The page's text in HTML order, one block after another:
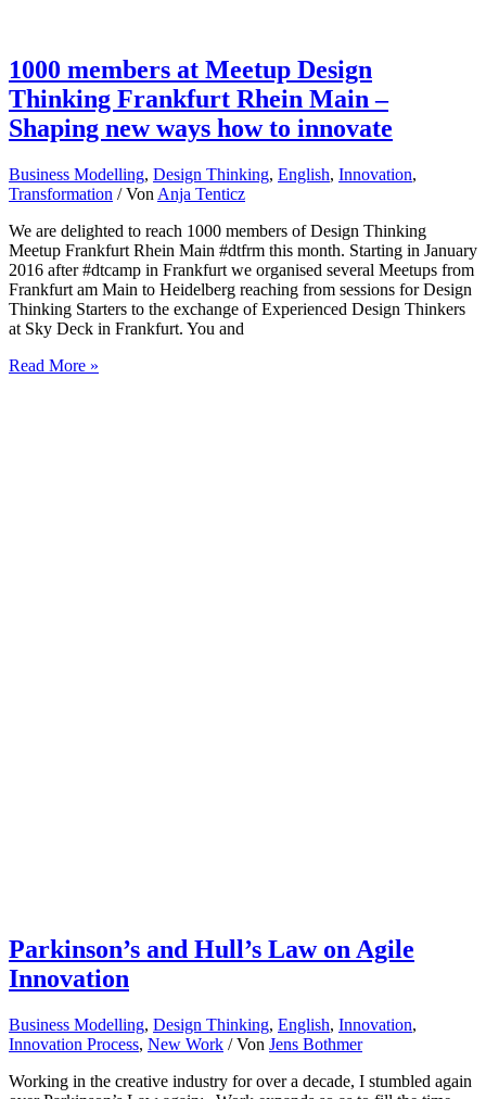
1000 members at Meetup Design
Thinking Frankfurt Rhein Main –
Shaping new ways how to innovate
Business Modelling, Design Thinking, English, Innovation,
Transformation / Von Anja Tenticz
We are delighted to reach 1000 members of Design Thinking
Meetup Frankfurt Rhein Main #dtfrm this month. Starting in January
2016 after #dtcamp in Frankfurt we organised several Meetups from
Frankfurt am Main to Heidelberg reaching from sessions for Design
Thinking Starters to the exchange of Experienced Design Thinkers
at Sky Deck in Frankfurt. You and
1000
Read More »
Parkinson’s and Hull’s Law on Agile
Innovation
Business Modelling, Design Thinking, English, Innovation,
Innovation Process, New Work / Von Jens Bothmer
Working in the creative industry for over a decade, I stumbled again